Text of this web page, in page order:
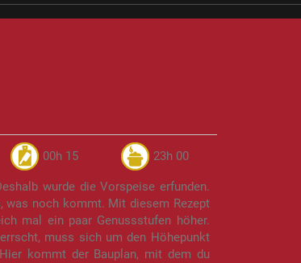
00h 15 23h 00
wurde die Vorspeise erfunden.
was noch kommt. Mit diesem Rezept
mal ein paar Genussstufen höher.
muss sich um den Höhepunkt
kommt der Bauplan, mit dem du